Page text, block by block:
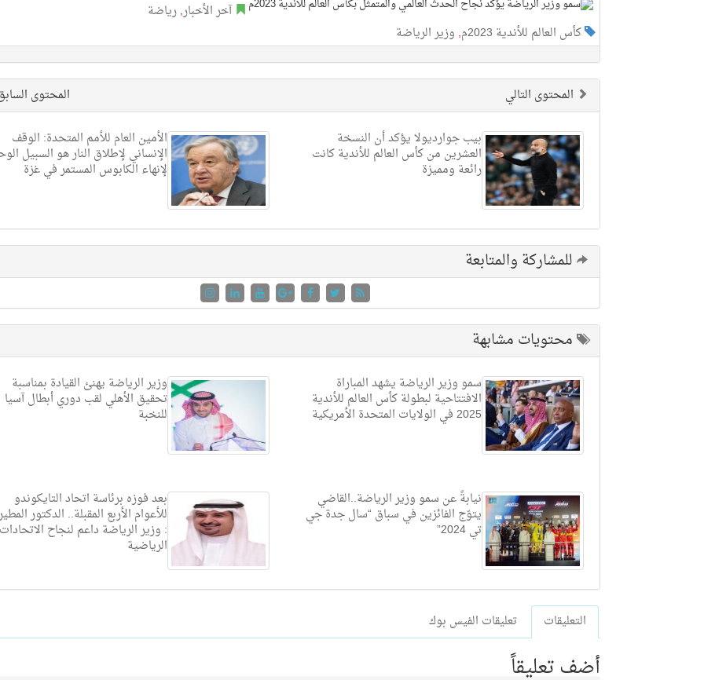
آخر الأخبار,رياضة
كأس العالم للأندية 2023م
, وزير الرياضة
المحتوى المحتوى التالي
الأمين العام للأمم المتحدة: الوقف
الإنساني لإطلاق النار هو السبيل
لإنهاء الكابوس المستمر في غزة
بيب جوارديولا يؤكد أن النسخة
العشرين من كأس العالم للأندية كانت
رائعة ومميزة
للمشاركة والمتابعة
محتويات مشابهة
وزير الرياضة يهنئ القيادة بمناسبة
تحقيق الأهلي لقب دوري أبطال آسيا
للنخبة
سمو وزير الرياضة يشهد المباراة
الافتتاحية لبطولة كأس العالم للأندية
2025 في الولايات المتحدة الأمريكية
بعد فوزه برئاسة اتحاد التايكوندو
للأعوام الأربع المقبلة.. الدكتور
: وزير الرياضة داعم لنجاح
الرياضية
نيابةً عن سمو وزير الرياضة..القاضي
يتوّج الفائزين في سباق “سال جدة جي
تي 2024”
التعليقات تعليقات الفيس بوك
أضف تعليقاً